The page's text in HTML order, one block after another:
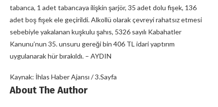
tabanca, 1 adet tabancaya ilişkin şarjör, 35 adet dolu fişek, 136
adet boş fişek ele geçirildi. Alkollü olarak çevreyi rahatsız etmesi
sebebiyle yakalanan kuşkulu şahıs, 5326 sayılı Kabahatler
Kanunu’nun 35. unsuru gereği bin 406 TL idari yaptırım
uygulanarak hür bırakıldı. – AYDIN
Kaynak: İhlas Haber Ajansı / 3.Sayfa
About The Author